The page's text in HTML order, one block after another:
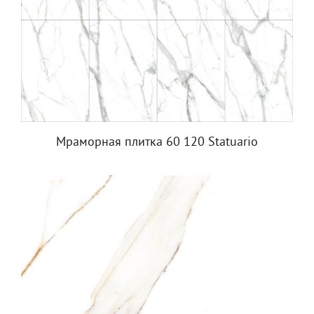
Мраморная плитка 60 120 Statuario